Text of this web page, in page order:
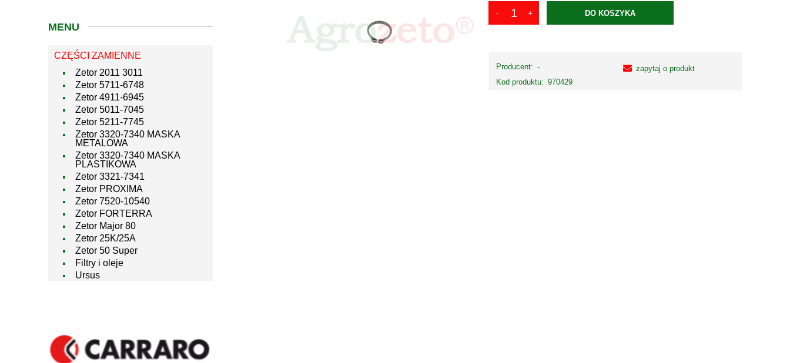
MENU
CZĘŚCI ZAMIENNE
Zetor 2011 3011
Zetor 5711-6748
Zetor 4911-6945
Zetor 5011-7045
Zetor 5211-7745
Zetor 3320-7340 MASKA
METALOWA
Zetor 3320-7340 MASKA
PLASTIKOWA
Zetor 3321-7341
Zetor PROXIMA
Zetor 7520-10540
Zetor FORTERRA
Zetor Major 80
Zetor 25K/25A
Zetor 50 Super
Filtry i oleje
Ursus
DO KOSZYKA
Producent: -
Kod produktu: 970429
zapytaj o produkt